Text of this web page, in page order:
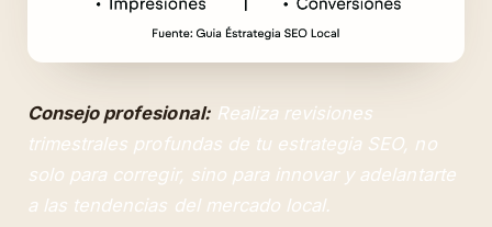
Consejo profesional: Realiza revisiones
trimestrales profundas de tu estrategia SEO, no
solo para corregir, sino para innovar y adelantarte
a las tendencias del mercado local.